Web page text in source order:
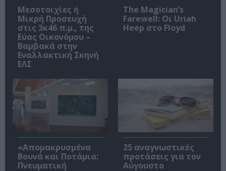
Μεσοτοιχίες ή
Μικρή Προσευχή
στις 3κ46 π.μ., της
Εύας Οικονόμου –
Βαμβακά στην
Εναλλακτική Σκηνή
ΕΛΣ
The Magician’s
Farewell: Οι Uriah
Heep στο Floyd
«Απομακρυσμένα
Βουνά και Ποτάμια:
Πνευματική
25 αναγνωστικές
προτάσεις για τον
Αύγουστο